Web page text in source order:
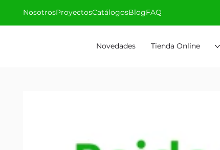
Novedades Tienda Online
NosotrosProyectosCatálogosBlogFAQ